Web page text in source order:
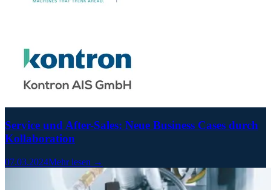
Service und After-Sales: Neue Business Cases durch
Kollaboration
07.03.2024Mehr lesen →